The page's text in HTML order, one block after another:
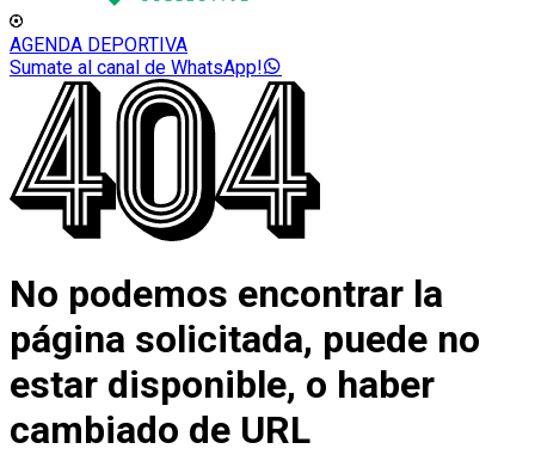
AGENDA DEPORTIVA
Sumate al canal de WhatsApp!
No podemos encontrar la
página solicitada, puede no
estar disponible, o haber
cambiado de URL